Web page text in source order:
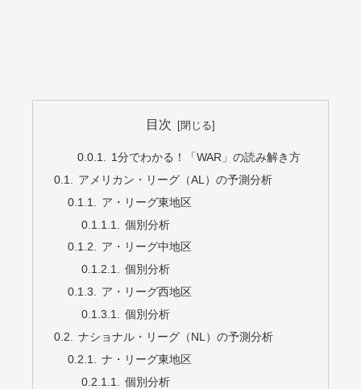
目次
1分でわかる！「WAR」の読み解き方
アメリカン・リーグ（AL）の予測分析
ア・リーグ東地区
個別分析
ア・リーグ中地区
個別分析
ア・リーグ西地区
個別分析
ナショナル・リーグ（NL）の予測分析
ナ・リーグ東地区
個別分析